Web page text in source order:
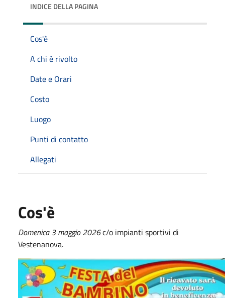
INDICE DELLA PAGINA
Cos'è
A chi è rivolto
Date e Orari
Costo
Luogo
Punti di contatto
Allegati
Cos'è
Domenica 3 maggio 2026c/o impianti sportivi di
Vestenanova.